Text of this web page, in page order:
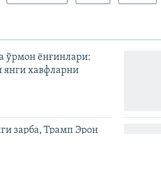
ўрмон ёнғинлари:
хавфларни
зарба, Трамп Эрон